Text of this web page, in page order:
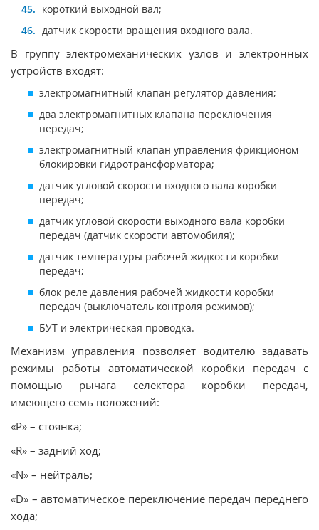
короткий выходной вал;
датчик скорости вращения входного вала.
В группу электромеханических узлов и электронных
устройств входят:
электромагнитный клапан регулятор давления;
два электромагнитных клапана переключения
передач;
электромагнитный клапан управления фрикционом
блокировки гидротрансформатора;
датчик угловой скорости входного вала коробки
передач;
датчик угловой скорости выходного вала коробки
передач (датчик скорости автомобиля);
датчик температуры рабочей жидкости коробки
передач;
блок реле давления рабочей жидкости коробки
передач (выключатель контроля режимов);
БУТ и электрическая проводка.
Механизм управления позволяет водителю задавать
режимы работы автоматической коробки передач с
помощью рычага селектора коробки передач,
имеющего семь положений:
«Р» – стоянка;
«R» – задний ход;
«N» – нейтраль;
«D» – автоматическое переключение передач переднего
хода;